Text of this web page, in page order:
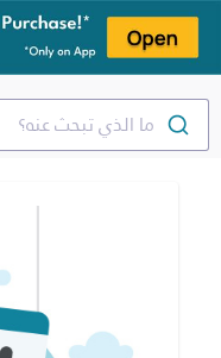
ما الذي تبحث عنه؟